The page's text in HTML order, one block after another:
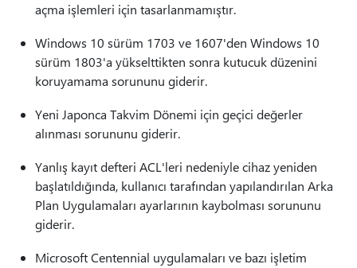
açma işlemleri için tasarlanmamıştır.
Windows 10 sürüm 1703 ve 1607'den Windows 10
sürüm 1803'a yükselttikten sonra kutucuk düzenini
koruyamama sorununu giderir.
Yeni Japonca Takvim Dönemi için geçici değerler
alınması sorununu giderir.
Yanlış kayıt defteri ACL'leri nedeniyle cihaz yeniden
başlatıldığında, kullanıcı tarafından yapılandırılan Arka
Plan Uygulamaları ayarlarının kaybolması sorununu
giderir.
Microsoft Centennial uygulamaları ve bazı işletim